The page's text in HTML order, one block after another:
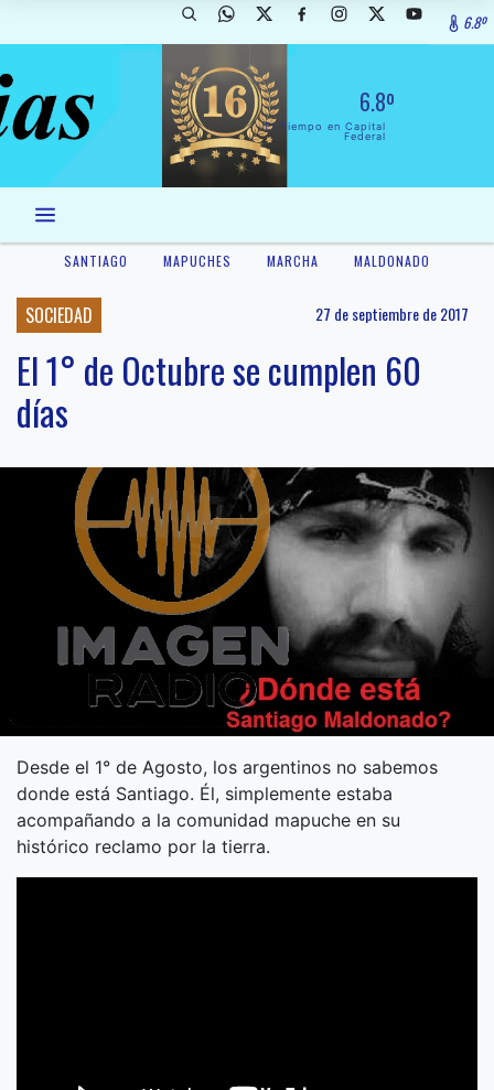
6.8º
6.8º
El Tiempo en Capital
Federal
SANTIAGO MAPUCHES MARCHA MALDONADO
SOCIEDAD 27 de septiembre de 2017
El 1° de Octubre se cumplen 60
días
Desde el 1° de Agosto, los argentinos no sabemos
donde está Santiago. Él, simplemente estaba
acompañando a la comunidad mapuche en su
histórico reclamo por la tierra.